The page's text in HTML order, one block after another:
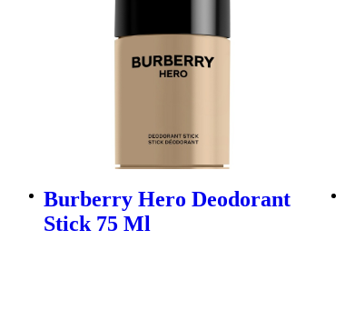
Burberry Hero Deodorant
Stick 75 Ml